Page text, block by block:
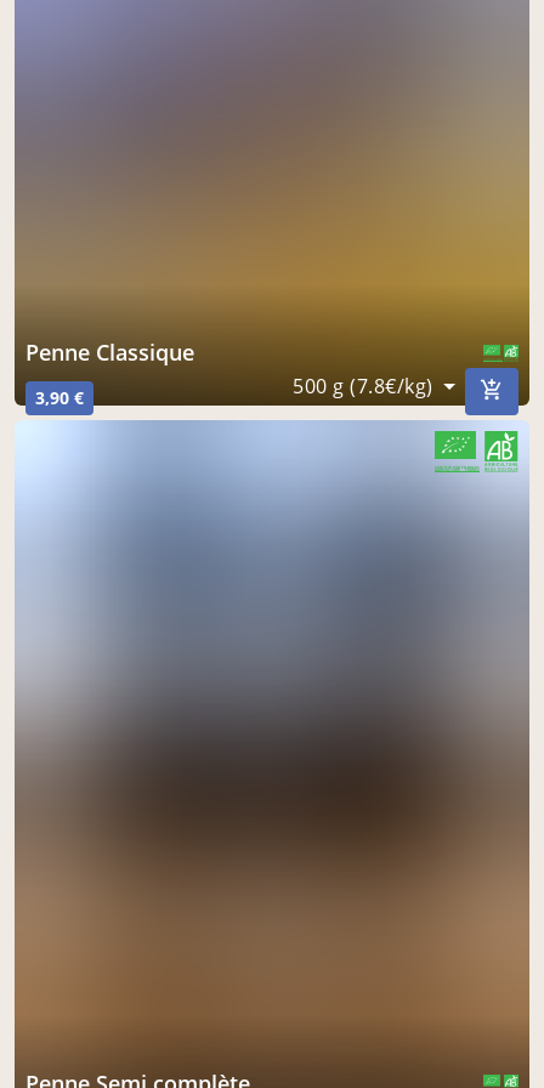
Penne Classique
3,90 € 500 g (7.8€/kg)
CERTIFIÉ PAR FR-BIO-01
AGRICULTURE FRANCE